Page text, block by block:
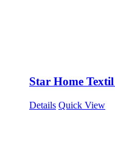
Star Home
Details Quick View